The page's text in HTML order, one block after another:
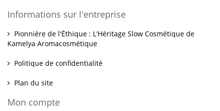
Informations sur l'entreprise
Pionnière de l'Éthique : L'Héritage Slow Cosmétique de
Kamelya Aromacosmétique
Politique de confidentialité
Plan du site
Mon compte